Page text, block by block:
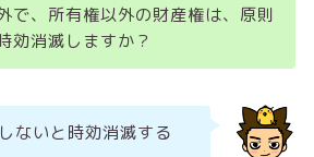
で、所有権以外の財産権は、原則
効消滅しますか？
ないと時効消滅する